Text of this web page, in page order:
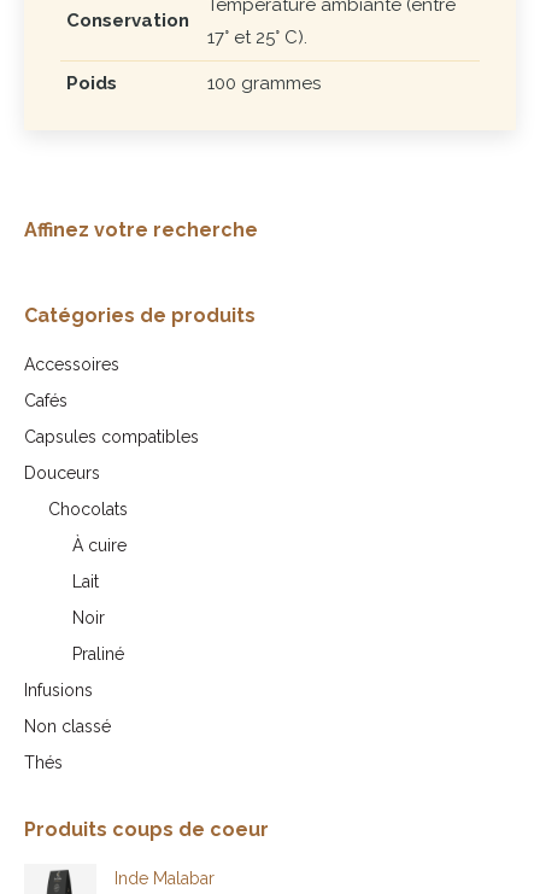
Conservation
Température ambiante (entre
17° et 25° C).
Poids 100 grammes
Affinez votre recherche
Catégories de produits
Accessoires
Cafés
Capsules compatibles
Douceurs
Chocolats
À cuire
Lait
Noir
Praliné
Infusions
Non classé
Thés
Produits coups de coeur
Inde Malabar